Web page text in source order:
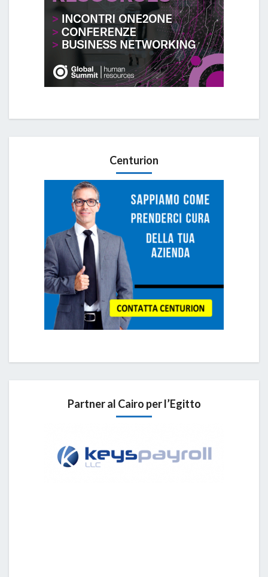
Centurion
Partner al Cairo per l’Egitto